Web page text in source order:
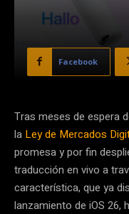
Facebook
Tras meses de espera
la Ley de Mercados
promesa y por fin
traducción en vivo a
característica, que ya
lanzamiento de iOS 26,